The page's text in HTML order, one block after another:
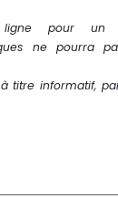
ligne pour un
ne pourra
titre informatif,